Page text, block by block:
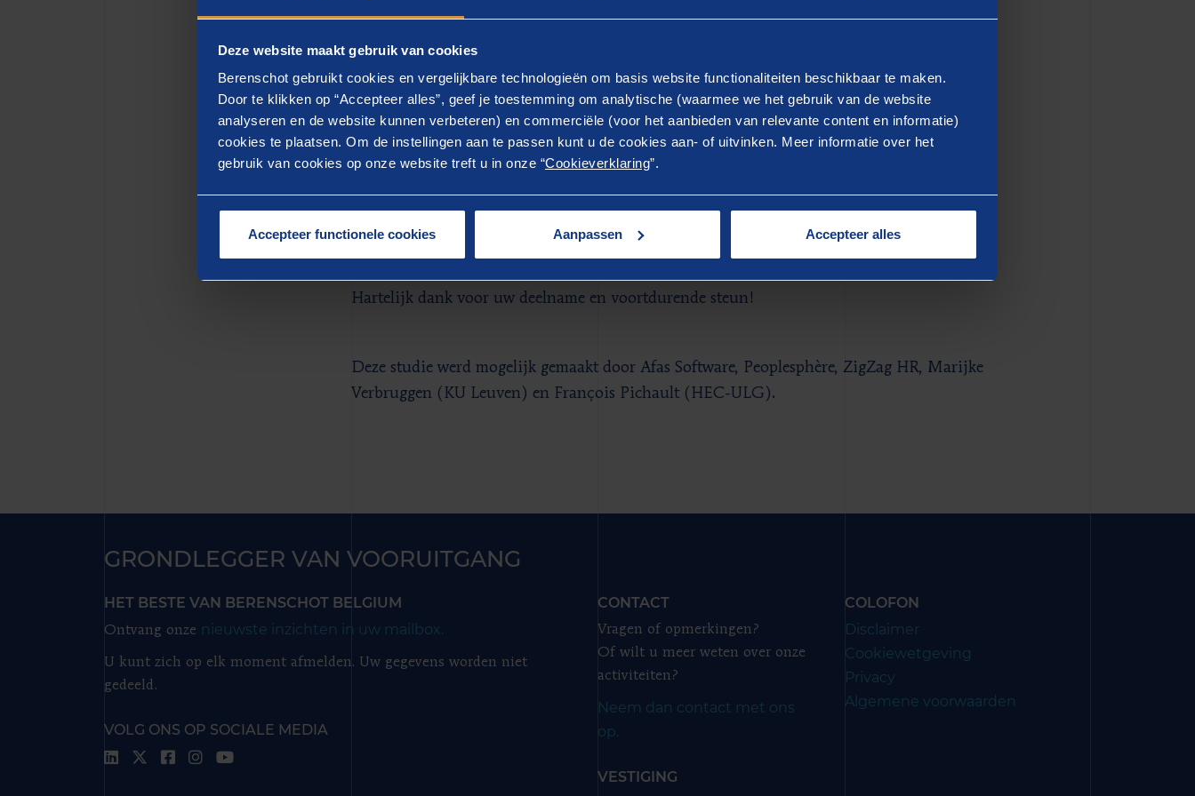
Deze website maakt gebruik van cookies
Berenschot gebruikt cookies en vergelijkbare technologieën om basis website functionaliteiten beschikbaar te maken.
Door te klikken op “Accepteer alles”, geef je toestemming om analytische (waarmee we het gebruik van de website
analyseren en de website kunnen verbeteren) en commerciële (voor het aanbieden van relevante content en informatie)
cookies te plaatsen. Om de instellingen aan te passen kunt u de cookies aan- of uitvinken. Meer informatie over het
gebruik van cookies op onze website treft u in onze “Cookieverklaring”.
Accepteer functionele cookies Aanpassen Accepteer alles
expertise delen en ons helpen te anticiperen op best practices voor de toekomst.
Als dank ontvangt u niet alleen een volledig rapport met de bevindingen van het HR Trends
2023 onderzoek, maar profiteert u ook van een gratis salarisbenchmark van een functie
naar keuze en een benchmark van uw eigen organisatie ten opzichte van de resultaten van
het HR Trends onderzoek. Mis deze kans niet om mee vorm te geven aan de toekomst van
HR-praktijken.
Klik op onderstaande link om toegang te krijgen tot de vragenlijst:
https://www.berenschot.nl / Onderzoek HR Trends 2023
Hartelijk dank voor uw deelname en voortdurende steun!
Deze studie werd mogelijk gemaakt door Afas Software, Peoplesphère, ZigZag HR, Marijke
Verbruggen (KU Leuven) en François Pichault (HEC-ULG).
GRONDLEGGER VAN VOORUITGANG
HET BESTE VAN BERENSCHOT BELGIUM
Ontvang onze nieuwste inzichten in uw mailbox.
U kunt zich op elk moment afmelden. Uw gegevens worden niet
gedeeld.
VOLG ONS OP SOCIALE MEDIA
CONTACT
Vragen of opmerkingen?
Of wilt u meer weten over onze
activiteiten?
Neem dan contact met ons
op.
COLOFON
Disclaimer
Cookiewetgeving
Privacy
Algemene voorwaarden
VESTIGING